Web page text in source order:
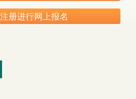
册进行网上报名